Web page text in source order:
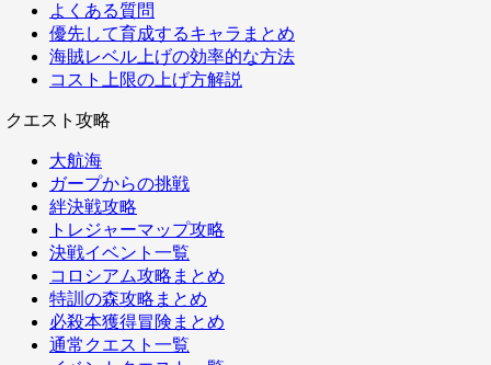
よくある質問
優先して育成するキャラまとめ
海賊レベル上げの効率的な方法
コスト上限の上げ方解説
クエスト攻略
大航海
ガープからの挑戦
絆決戦攻略
トレジャーマップ攻略
決戦イベント一覧
コロシアム攻略まとめ
特訓の森攻略まとめ
必殺本獲得冒険まとめ
通常クエスト一覧